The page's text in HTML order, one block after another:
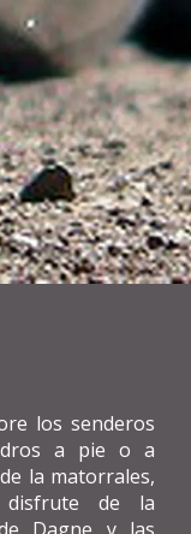
los senderos
a pie o a
la matorrales,
disfrute de la